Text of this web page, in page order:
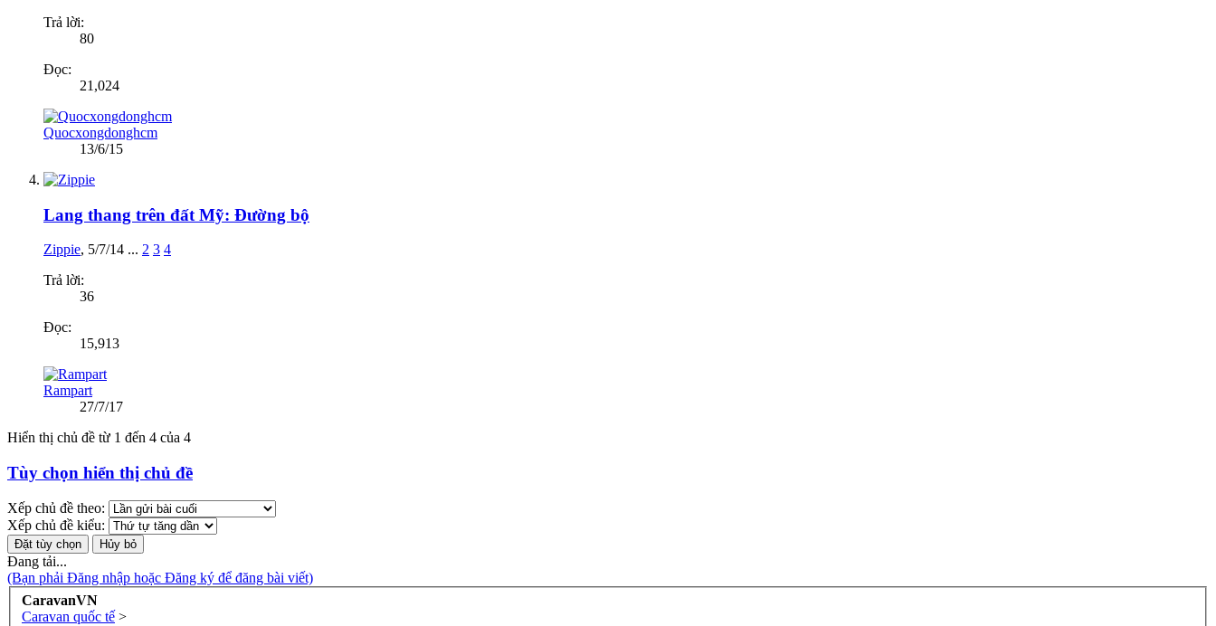
Trả lời:
80
Đọc:
21,024
Quocxongdonghcm
13/6/15
Lang thang trên đất Mỹ: Đường bộ
Zippie, 5/7/14 ... 2 3 4
Trả lời:
36
Đọc:
15,913
Rampart
27/7/17
Hiển thị chủ đề từ 1 đến 4 của 4
Tùy chọn hiển thị chủ đề
Xếp chủ đề theo:
Xếp chủ đề kiểu:
Đang tải...
(Bạn phải Đăng nhập hoặc Đăng ký để đăng bài viết)
CaravanVN
Caravan quốc tế >